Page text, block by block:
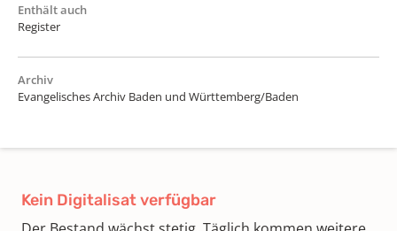
Enthält auch
Register
Archiv
Evangelisches Archiv Baden und Württemberg/Baden
Kein Digitalisat verfügbar